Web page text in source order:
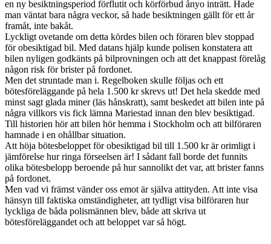
en ny besiktningsperiod förflutit och körförbud ånyo inträtt. Hade
man väntat bara några veckor, så hade besiktningen gällt för ett år
framåt, inte bakåt.
Lyckligt ovetande om detta kördes bilen och föraren blev stoppad
för obesiktigad bil. Med datans hjälp kunde polisen konstatera att
bilen nyligen godkänts på bilprovningen och att det knappast förelåg
någon risk för brister på fordonet.
Men det struntade man i. Regelboken skulle följas och ett
bötesföreläggande på hela 1.500 kr skrevs ut! Det hela skedde med
minst sagt glada miner (läs hånskratt), samt beskedet att bilen inte på
några villkors vis fick lämna Mariestad innan den blev besiktigad.
Till historien hör att bilen hör hemma i Stockholm och att bilföraren
hamnade i en ohållbar situation.
Att höja bötesbeloppet för obesiktigad bil till 1.500 kr är orimligt i
jämförelse hur ringa förseelsen är! I sådant fall borde det funnits
olika bötesbelopp beroende på hur sannolikt det var, att brister fanns
på fordonet.
Men vad vi främst vänder oss emot är själva attityden. Att inte visa
hänsyn till faktiska omständigheter, att tydligt visa bilföraren hur
lyckliga de båda polismännen blev, både att skriva ut
bötesföreläggandet och att beloppet var så högt.